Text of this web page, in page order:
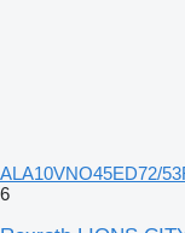
ALA10VNO45ED72/
6